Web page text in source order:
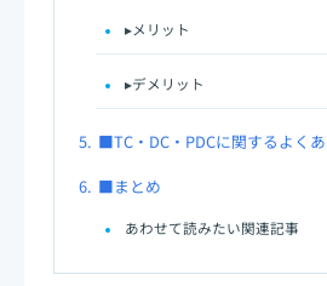
▸メリット
▸デメリット
5. ■TC・DC・PDCに関するよく
6. ■まとめ
あわせて読みたい関連記事